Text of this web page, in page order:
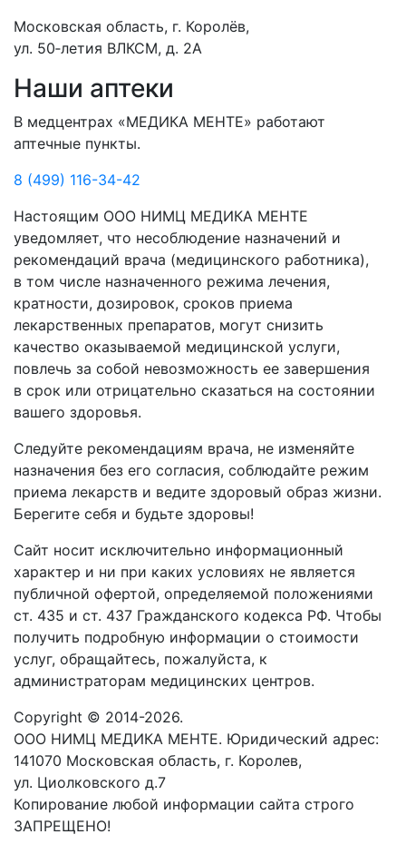
Московская область, г. Королёв,
ул. 50‑летия ВЛКСМ, д. 2А
Наши аптеки
В медцентрах «МЕДИКА МЕНТЕ» работают
аптечные пункты.
8 (499) 116-34-42
Настоящим ООО НИМЦ МЕДИКА МЕНТЕ
уведомляет, что несоблюдение назначений и
рекомендаций врача (медицинского работника),
в том числе назначенного режима лечения,
кратности, дозировок, сроков приема
лекарственных препаратов, могут снизить
качество оказываемой медицинской услуги,
повлечь за собой невозможность ее завершения
в срок или отрицательно сказаться на состоянии
вашего здоровья.
Следуйте рекомендациям врача, не изменяйте
назначения без его согласия, соблюдайте режим
приема лекарств и ведите здоровый образ жизни.
Берегите себя и будьте здоровы!
Сайт носит исключительно информационный
характер и ни при каких условиях не является
публичной офертой, определяемой положениями
ст. 435 и ст. 437 Гражданского кодекса РФ. Чтобы
получить подробную информации о стоимости
услуг, обращайтесь, пожалуйста, к
администраторам медицинских центров.
Copyright © 2014-2026.
ООО НИМЦ МЕДИКА МЕНТЕ. Юридический адрес:
141070 Московская область, г. Королев,
ул. Циолковского д.7
Копирование любой информации сайта строго
ЗАПРЕЩЕНО!